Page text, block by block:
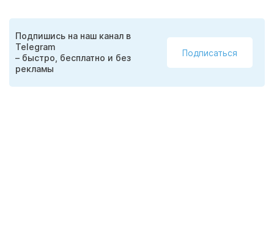
Подпишись на наш канал в
Telegram
– быстро, бесплатно и без
рекламы
Подписаться